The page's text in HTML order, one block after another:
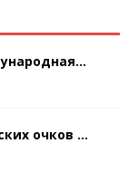
очков ...